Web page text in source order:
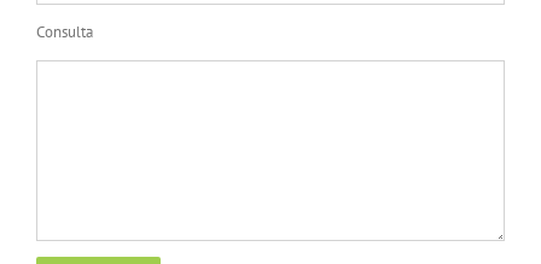
Consulta